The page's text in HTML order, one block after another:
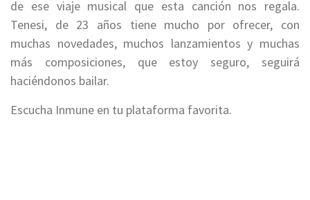
de ese viaje musical que esta canción nos regala.
Tenesi, de 23 años tiene mucho por ofrecer, con
muchas novedades, muchos lanzamientos y muchas
más composiciones, que estoy seguro, seguirá
haciéndonos bailar.
Escucha Inmune en tu plataforma favorita.